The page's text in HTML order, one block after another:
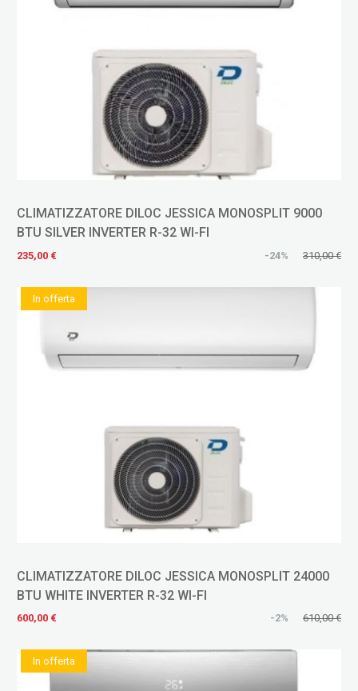
CLIMATIZZATORE DILOC JESSICA MONOSPLIT 9000
BTU SILVER INVERTER R-32 WI-FI
235,00 € -24% 310,00 €
In offerta
CLIMATIZZATORE DILOC JESSICA MONOSPLIT 24000
BTU WHITE INVERTER R-32 WI-FI
600,00 € -2% 610,00 €
In offerta